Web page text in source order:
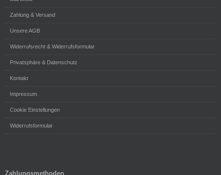
Zahlung & Versand
Unsere AGB
Widerrufsrecht & Widerrufsformular
Privatsphäre & Datenschutz
Kontakt
Impressum
Cookie Einstellungen
Widerrufsformular
Zahlungsmethoden